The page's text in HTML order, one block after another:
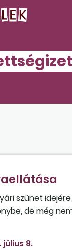
szünet
de még
július 8.